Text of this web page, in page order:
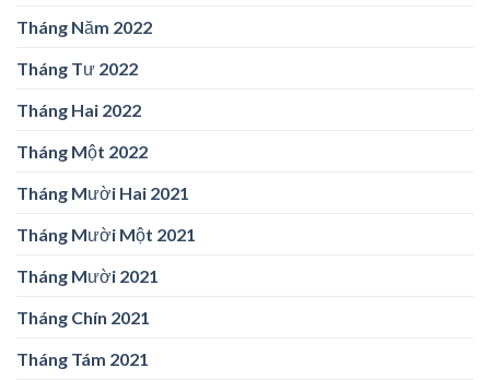
Tháng Năm 2022
Tháng Tư 2022
Tháng Hai 2022
Tháng Một 2022
Tháng Mười Hai 2021
Tháng Mười Một 2021
Tháng Mười 2021
Tháng Chín 2021
Tháng Tám 2021